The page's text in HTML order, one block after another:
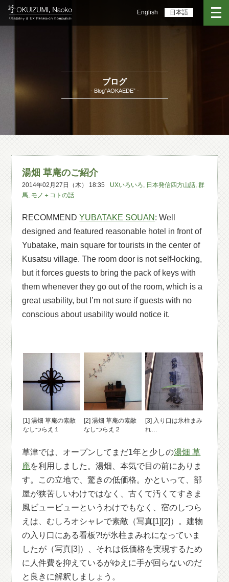
English 日本語
ブログ
- Blog”AOKAEDE” -
湯畑 草庵のご紹介
2014年02月27日（木） 18:35 UXいろいろ, 日本発信四方山話,群
馬, モノ＋コトの話
RECOMMENDYUBATAKE SOUAN : Well
designed and featured reasonable hotel in front of
Yubatake, main square for tourists in the center of
Kusatsu village. The room door is not self-locking,
but it forces guests to bring the pack of keys with
them whenever they go out of the room, which is a
great usability, but I’m not sure if guests with no
conscious about usability would notice it.
[1] 湯畑 草庵の素敵
なしつらえ１
[2] 湯畑 草庵の素敵
なしつらえ２
[3] 入り口は氷柱まみ
れ…
草津では、オープンしてまだ1年と少しの湯畑 草
庵を利用しました。湯畑、本気で目の前にありま
す。この立地で、驚きの低価格。かといって、部
屋が狭苦しいわけではなく、古くて汚くてすきま
風ビュービューというわけでもなく、宿のしつら
えは、むしろオシャレで素敵（写真[1][2]）。建物
の入り口にある看板?!が氷柱まみれになっていま
したが（写真[3]）、それは低価格を実現するため
に人件費を抑えているがゆえに手が回らないのだ
と良きに解釈しましょう。